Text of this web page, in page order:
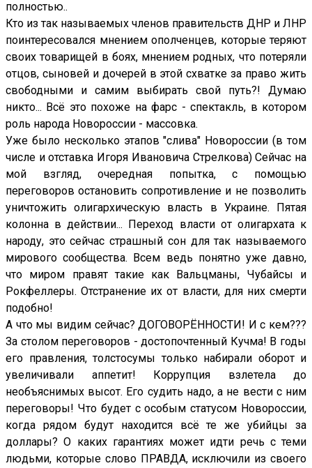
полностью..
Кто из так называемых членов правительств ДНР и ЛНР
поинтересовался мнением ополченцев, которые теряют
своих товарищей в боях, мнением родных, что потеряли
отцов, сыновей и дочерей в этой схватке за право жить
свободными и самим выбирать свой путь?! Думаю
никто... Всё это похоже на фарс - спектакль, в котором
роль народа Новороссии - массовка.
Уже было несколько этапов "слива" Новороссии (в том
числе и отставка Игоря Ивановича Стрелкова) Сейчас на
мой взгляд, очередная попытка, с помощью
переговоров остановить сопротивление и не позволить
уничтожить олигархическую власть в Украине. Пятая
колонна в действии... Переход власти от олигархата к
народу, это сейчас страшный сон для так называемого
мирового сообщества. Всем ведь понятно уже давно,
что миром правят такие как Вальцманы, Чубайсы и
Рокфеллеры. Отстранение их от власти, для них смерти
подобно!
А что мы видим сейчас? ДОГОВОРЁННОСТИ! И с кем???
За столом переговоров - достопочтенный Кучма! В годы
его правления, толстосумы только набирали оборот и
увеличивали аппетит! Коррупция взлетела до
необъяснимых высот. Его судить надо, а не вести с ним
переговоры! Что будет с особым статусом Новороссии,
когда рядом будут находится всё те же убийцы за
доллары? О каких гарантиях может идти речь с теми
людьми, которые слово ПРАВДА, исключили из своего